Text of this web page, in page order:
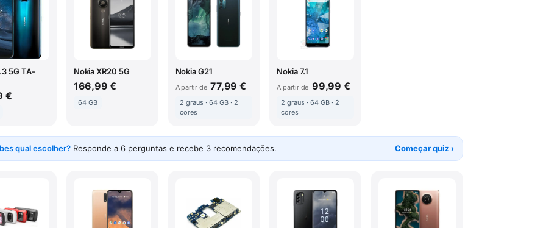
5G TA-
€
Nokia XR20 5G
166,99 €
64 GB
Nokia G21
A partir de 77,99 €
2 graus · 64 GB · 2
cores
Nokia 7.1
A partir de 99,99 €
2 graus · 64 GB · 2
cores
qual escolher? Responde a 6 perguntas e recebe 3 recomendações. Começar quiz ›